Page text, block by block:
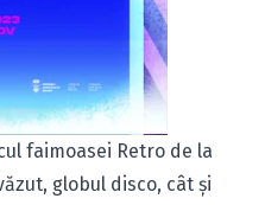
faimoasei Retro de la
globul disco, cât și